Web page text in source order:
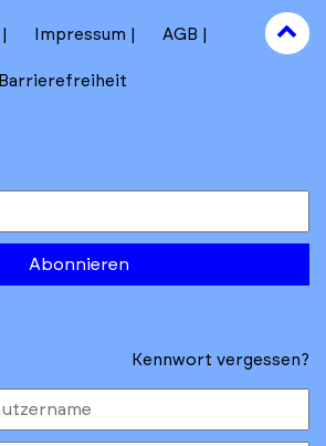
Impressum AGB
Barrierefreiheit
Abonnieren
to
top
Kennwort vergessen?